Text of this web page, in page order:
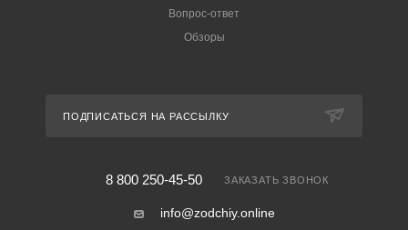
Вопрос-ответ
Обзоры
ПОДПИСАТЬСЯ НА РАССЫЛКУ
8 800 250-45-50 ЗАКАЗАТЬ ЗВОНОК
info@zodchiy.online